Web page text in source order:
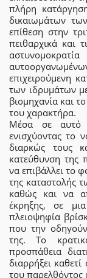
πλήρη
δικαιωμάτων
επίθεση στην
πειθαρχικά και
επιχειρούμενη
των ιδρυμάτων
βιομηχανία και
του χαρακτήρα.
Μέσα σε αυτό
ενισχύοντας το
διαρκώς τους
κατεύθυνση της
να επιβάλλει το
της καταστολής
καθώς και να
έκρηξης, σε
πλειοψηφία
που την
της. Το
προσπάθεια
διαρρήξει
του παρελθόντος